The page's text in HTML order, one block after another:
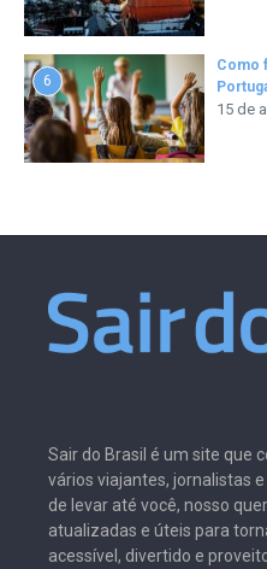
6
Como
15 de
Sair do Brasil é um site que
vários viajantes, jornalistas
de levar até você, nosso
atualizadas e úteis para
acessível, divertido e